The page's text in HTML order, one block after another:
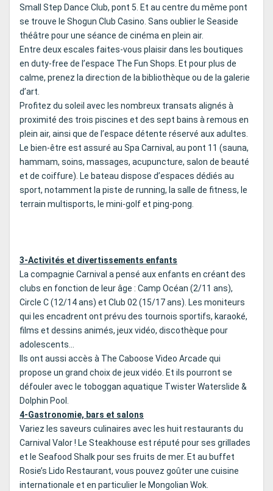
Small Step Dance Club, pont 5. Et au centre du même pont
se trouve le Shogun Club Casino. Sans oublier le Seaside
théâtre pour une séance de cinéma en plein air.
Entre deux escales faites-vous plaisir dans les boutiques
en duty-free de l’espace The Fun Shops. Et pour plus de
calme, prenez la direction de la bibliothèque ou de la galerie
d’art.
Profitez du soleil avec les nombreux transats alignés à
proximité des trois piscines et des sept bains à remous en
plein air, ainsi que de l’espace détente réservé aux adultes.
Le bien-être est assuré au Spa Carnival, au pont 11 (sauna,
hammam, soins, massages, acupuncture, salon de beauté
et de coiffure). Le bateau dispose d’espaces dédiés au
sport, notamment la piste de running, la salle de fitness, le
terrain multisports, le mini-golf et ping-pong.
3-Activités et divertissements enfants
La compagnie Carnival a pensé aux enfants en créant des
clubs en fonction de leur âge : Camp Océan (2/11 ans),
Circle C (12/14 ans) et Club 02 (15/17 ans). Les moniteurs
qui les encadrent ont prévu des tournois sportifs, karaoké,
films et dessins animés, jeux vidéo, discothèque pour
adolescents…
Ils ont aussi accès à The Caboose Video Arcade qui
propose un grand choix de jeux vidéo. Et ils pourront se
défouler avec le toboggan aquatique Twister Waterslide &
Dolphin Pool.
4-Gastronomie, bars et salons
Variez les saveurs culinaires avec les huit restaurants du
Carnival Valor ! Le Steakhouse est réputé pour ses grillades
et le Seafood Shalk pour ses fruits de mer. Et au buffet
Rosie’s Lido Restaurant, vous pouvez goûter une cuisine
internationale et en particulier le Mongolian Wok.